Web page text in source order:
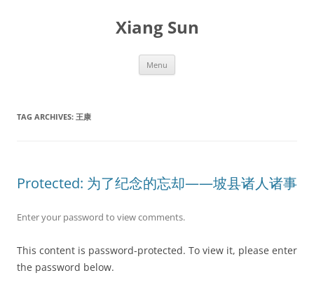
Xiang Sun
Menu
TAG ARCHIVES: 王康
Protected: 为了纪念的忘却——坡县诸人诸事
Enter your password to view comments.
This content is password-protected. To view it, please enter
the password below.